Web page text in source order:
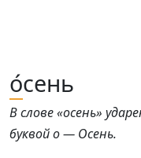
о́сень
В слове «осень»
буквой о — Осень.